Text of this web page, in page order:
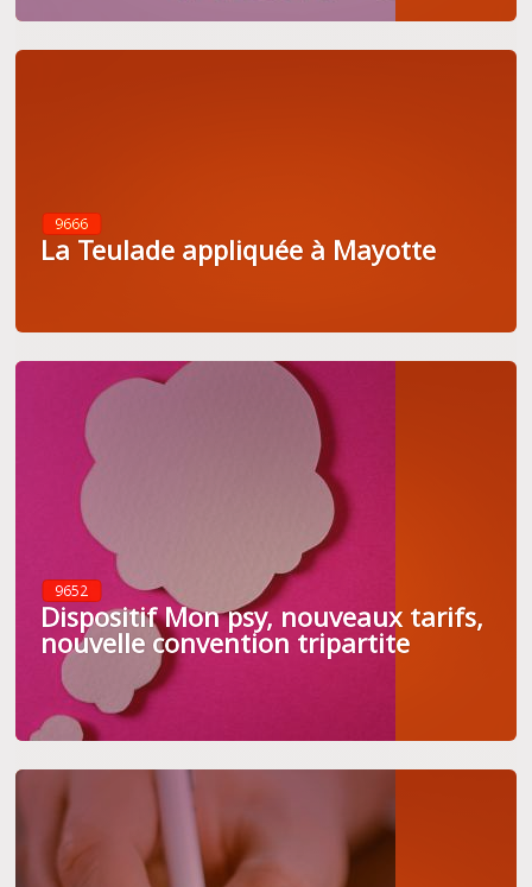
9666
La Teulade appliquée à Mayotte
9652
Dispositif Mon psy, nouveaux tarifs,
nouvelle convention tripartite